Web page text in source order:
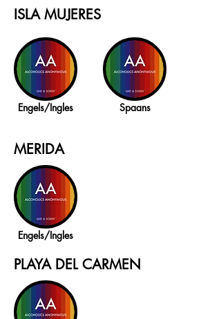
ISLA MUJERES
Engels/Ingles Spaans
MERIDA
Engels/Ingles
PLAYA DEL CARMEN